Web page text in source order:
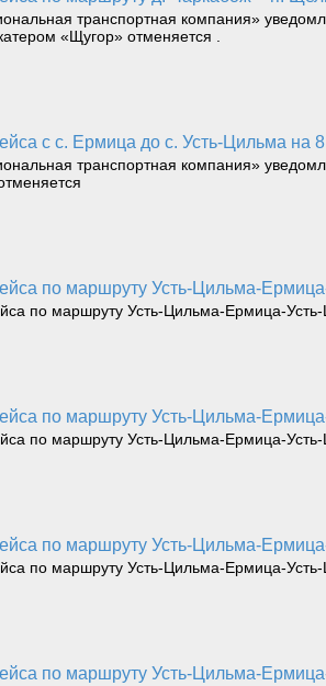
транспортная компания»
«Щугор» отменяется .
с с. Ермица до с. Усть-Цильма на 8
транспортная компания»
по маршруту Усть-Цильма-
по маршруту Усть-Цильма-Ермица-Усть-
по маршруту Усть-Цильма-
по маршруту Усть-Цильма-Ермица-
по маршруту Усть-Цильма-
по маршруту Усть-Цильма-Ермица-
по маршруту Усть-Цильма-